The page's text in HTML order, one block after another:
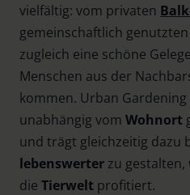
vielfältig: vom privaten
gemeinschaftlich genutzten
zugleich eine schöne
Menschen aus der
kommen. Urban
unabhängig vom Wohnort
und trägt gleichzeitig dazu
lebenswerter zu
die Tierwelt profitiert.